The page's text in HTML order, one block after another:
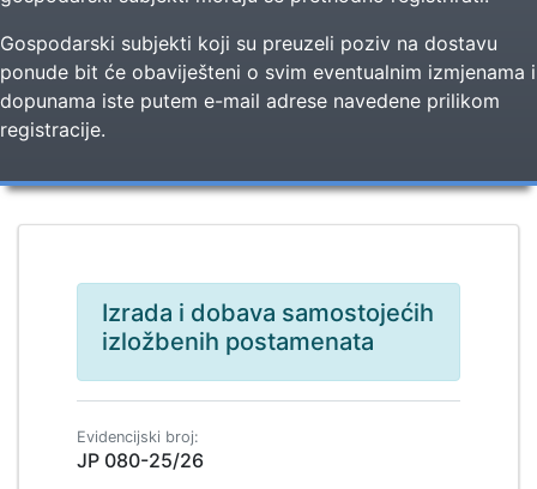
Gospodarski subjekti koji su preuzeli poziv na dostavu
ponude bit će obaviješteni o svim eventualnim izmjenama i
dopunama iste putem e-mail adrese navedene prilikom
registracije.
Izrada i dobava samostojećih
izložbenih postamenata
Evidencijski broj:
JP 080-25/26